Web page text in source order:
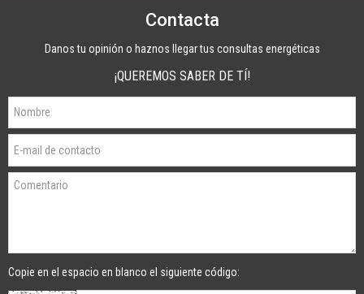
Contacta
Danos tu opinión o haznos llegar tus consultas energéticas
¡QUEREMOS SABER DE TÍ!
Copie en el espacio en blanco el siguiente código: